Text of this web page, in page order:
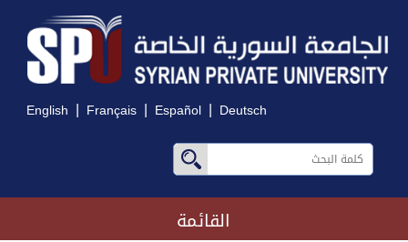
English | Français | Español | Deutsch
القائمة